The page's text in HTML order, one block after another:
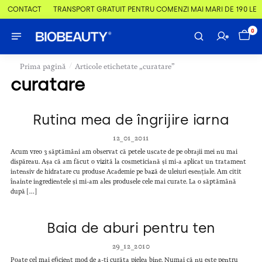
CONTACT TRANSPORT GRATUIT PENTRU COMENZI MAI MARI DE 190 LEI
0
Prima pagină / Articole etichetate „curatare”
curatare
Rutina mea de îngrijire iarna
12_01_2011
Acum vreo 3 săptămâni am observat că petele uscate de pe obrajii mei nu mai
dispăreau. Așa că am făcut o vizită la cosmeticiană și mi-a aplicat un tratament
intensiv de hidratare cu produse Academie pe bază de uleiuri esențiale. Am citit
înainte ingredientele și mi-am ales produsele cele mai curate. La o săptămână
după […]
Baia de aburi pentru ten
29_12_2010
Poate cel mai eficient mod de a-ți curăța pielea bine. Numai că nu este pentru